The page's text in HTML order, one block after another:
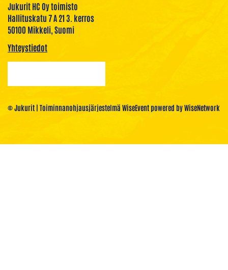
Jukurit HC Oy toimisto
Hallituskatu 7 A 21 3. kerros
50100 Mikkeli, Suomi
Yhteystiedot
© Jukurit | Toiminnanohjausjärjestelmä WiseEventpowered byWiseNetwork